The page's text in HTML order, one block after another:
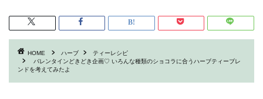
HOME ハーブ
ティーレシピ
バレンタインどきどき企画♡ いろんな種類のショコラに合うハーブティーブレ
ンドを考えてみたよ